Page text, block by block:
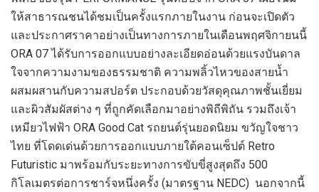
ให้สาธารณชนได้ชมเป็นครั้งแรกภายในงาน ก่อนจะเปิดตัว
และประกาศราคาอย่างเป็นทางการภายในเดือนพฤศจิกายนนี้
ORA 07 ได้รับการออกแบบอย่างละเอียดอ่อนด้วยแรงบันดาล
ใจจากความงามของธรรมชาติ ความพลิ้วไหวของสายน้ำ
ผสมผสานกับความสปอร์ต ประกอบด้วยวัสดุคุณภาพชั้นเยี่ยม
และผิวสัมผัสต่าง ๆ ที่ถูกคัดเลือกมาอย่างพิถีพิถัน รวมถึงเจ้า
เหมียวไฟฟ้า ORA Good Cat รถยนต์รุ่นยอดนิยม ขวัญใจชาว
ไทย ที่โดดเด่นด้วยการออกแบบภายใต้คอนเซ็ปต์ Retro
Futuristic มาพร้อมกับระยะทางการขับขี่สูงสุดถึง 500
กิโลเมตรต่อการชาร์จหนึ่งครั้ง (มาตรฐาน NEDC) นอกจากนี้